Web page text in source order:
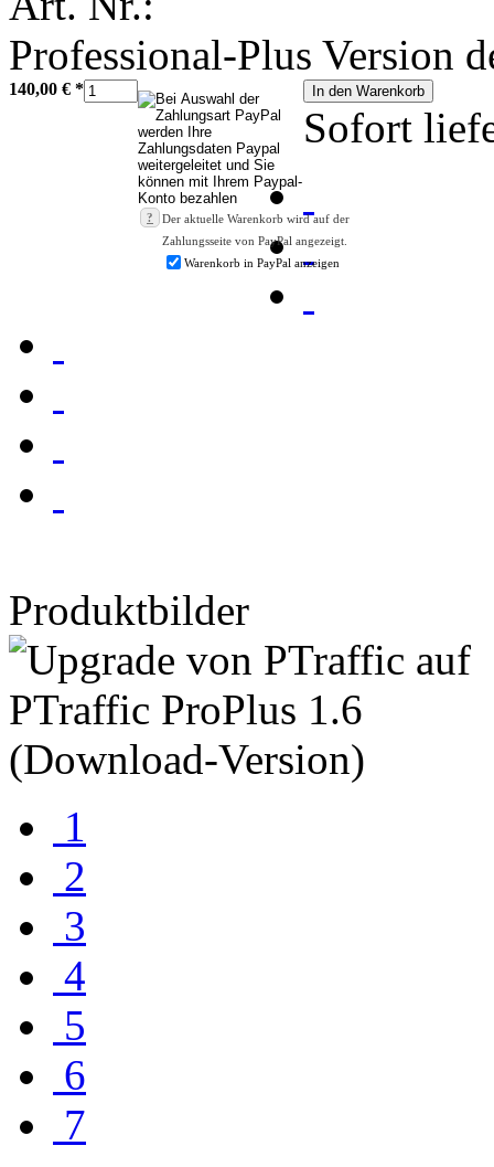
Professional-Plus Version
140,00 € * In den Warenkorb
?
Der aktuelle Warenkorb wird auf der
Zahlungsseite von PayPal angezeigt.
Warenkorb in PayPal anzeigen
Sofort
Produktbilder
1
2
3
4
5
6
7